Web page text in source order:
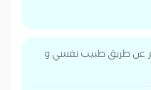
عن طريق طبيب نفسي و